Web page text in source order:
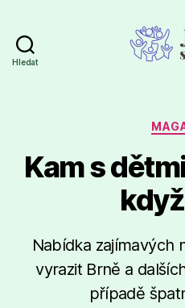
Hledat
Kam s
Nabídka zajímavých
vyrazit Brně a
případě